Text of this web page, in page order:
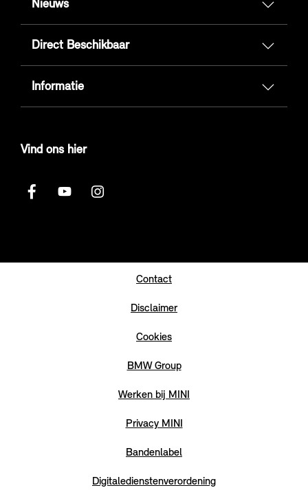
Nieuws
Direct Beschikbaar
Informatie
Vind ons hier
Contact
Disclaimer
Cookies
BMW Group
Werken bij MINI
Privacy MINI
Bandenlabel
Digitaledienstenverordening